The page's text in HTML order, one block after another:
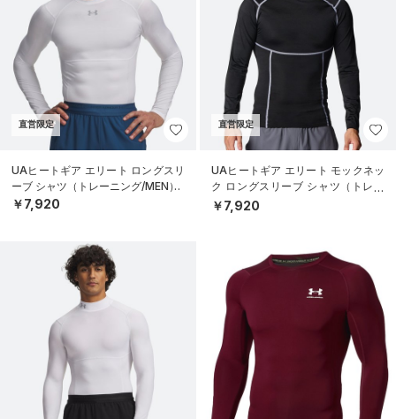
直営限定
UAヒートギア エリート ロングスリ
ーブ シャツ（トレーニング/MEN）
￥7,920
直営限定
UAヒートギア エリート モックネッ
ク ロングスリーブ シャツ（トレー
ニング/MEN）
￥7,920